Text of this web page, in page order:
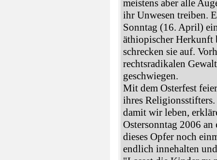
meistens aber alle
ihr Unwesen treiben.
Sonntag (16. April)
äthiopischer Herkunft
schrecken sie auf.
rechtsradikalen
geschwiegen.
Mit dem Osterfest
ihres Religionsstifters.
damit wir leben,
Ostersonntag 2006 an
dieses Opfer noch
endlich innehalten